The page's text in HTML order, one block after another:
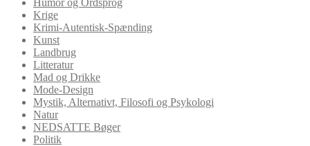
Humor og Ordsprog
Krige
Krimi-Autentisk-Spænding
Kunst
Landbrug
Litteratur
Mad og Drikke
Mode-Design
Mystik, Alternativt, Filosofi og Psykologi
Natur
NEDSATTE Bøger
Politik